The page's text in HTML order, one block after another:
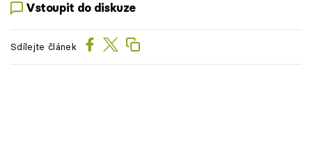
Vstoupit do diskuze
Sdílejte článek